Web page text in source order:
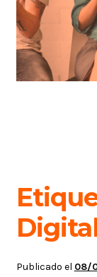
Publicado el 08/